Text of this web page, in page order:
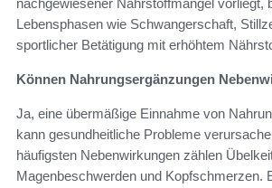
nachgewiesener Nährstoffmangel vorliegt,
Lebensphasen wie Schwangerschaft,
sportlicher Betätigung mit erhöhtem
Können Nahrungsergänzungen
Ja, eine übermäßige Einnahme von
kann gesundheitliche Probleme
häufigsten Nebenwirkungen zählen
Magenbeschwerden und Kopfschmerzen.